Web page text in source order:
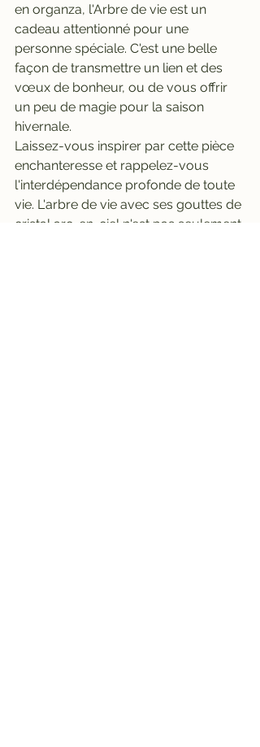
en organza, l'Arbre de vie est un
cadeau attentionné pour une
personne spéciale. C'est une belle
façon de transmettre un lien et des
vœux de bonheur, ou de vous offrir
un peu de magie pour la saison
hivernale.
Laissez-vous inspirer par cette pièce
enchanteresse et rappelez-vous
l'interdépendance profonde de toute
vie. L'arbre de vie avec ses gouttes de
cristal arc-en-ciel n'est pas seulement